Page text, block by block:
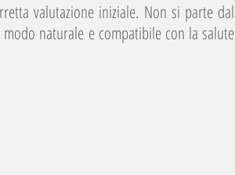
valutazione iniziale. Non si parte dal
naturale e compatibile con la salute